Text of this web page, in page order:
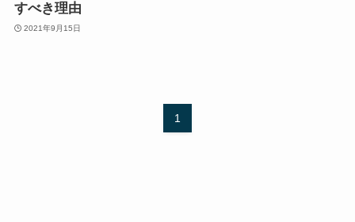
すべき理由
2021年9月15日
1